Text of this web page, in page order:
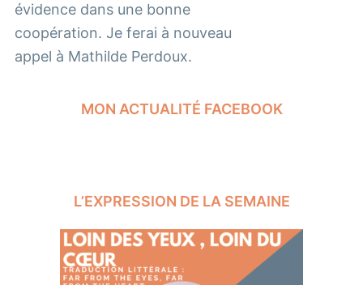
évidence dans une bonne
coopération. Je ferai à nouveau
appel à Mathilde Perdoux.
MON ACTUALITÉ FACEBOOK
L’EXPRESSION DE LA SEMAINE